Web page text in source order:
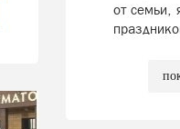
от семьи,